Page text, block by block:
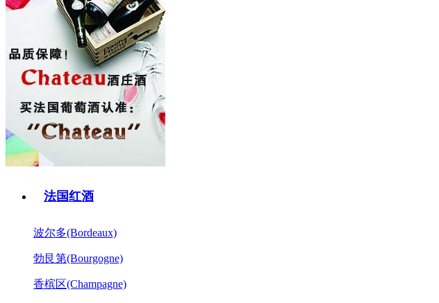
法国红酒
波尔多(Bordeaux)
勃艮第(Bourgogne)
香槟区(Champagne)